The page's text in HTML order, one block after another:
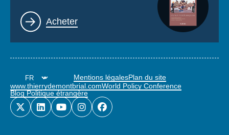
Lien
Acheter
Mentions légalesPlan du site
www.thierrydemontbrial.comWorld Policy Conference
Blog Politique étrangère